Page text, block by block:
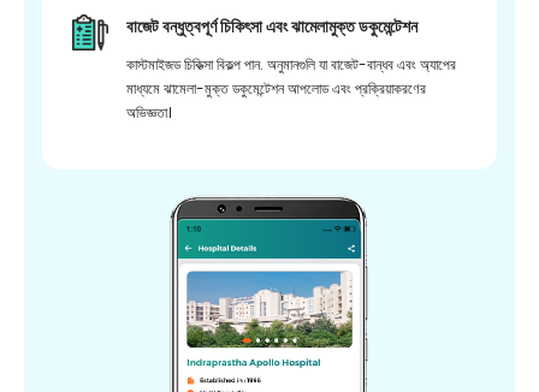
বাজেট বন্ধুত্বপূর্ণ চিকিৎসা এবং ঝামেলামুক্ত ডকুমেন্টেশন
কাস্টমাইজড চিকিত্সা বিকল্প পান. অনুমানগুলি যা বাজেট-বান্ধব এবং অ্যাপের
মাধ্যমে ঝামেলা-মুক্ত ডকুমেন্টেশন আপলোড এবং প্রক্রিয়াকরণের
অভিজ্ঞতা।